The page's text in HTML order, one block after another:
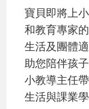
學，信誼集結國
議，從孩子的
應等預備能力做
做好入學準備，
爸媽提前了解小
習，無痛銜接上